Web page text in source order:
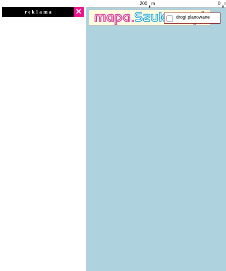
r e k l a m a × drogi planowane
0
200 m